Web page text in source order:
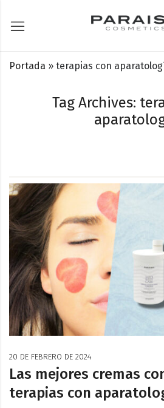
Tag Archives:
Portada » terapias con
20 DE FEBRERO DE 2024
Las mejores cremas
terapias con